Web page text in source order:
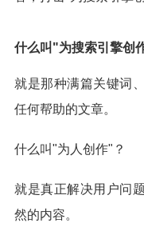
什么叫"为搜索引擎创
就是那种满篇关键词
任何帮助的文章。
什么叫"为人创作"？
就是真正解决用户问
然的内容。